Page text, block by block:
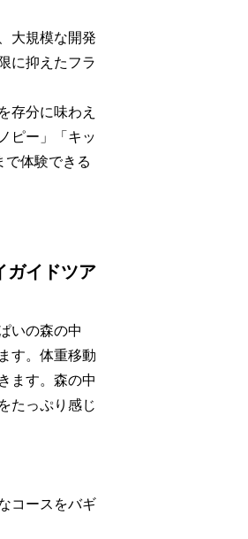
大規模な開発
に抑えたフラ
存分に味わえ
ピー」「キッ
で体験できる
ガイドツア
いの森の中
す。体重移動
ます。森の中
たっぷり感じ
コースをバギ